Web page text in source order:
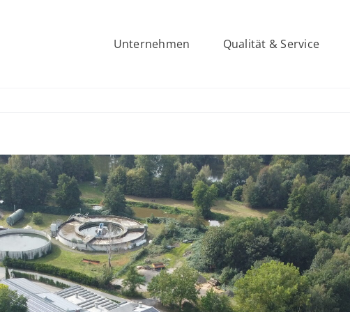
Unternehmen Qualität & Service